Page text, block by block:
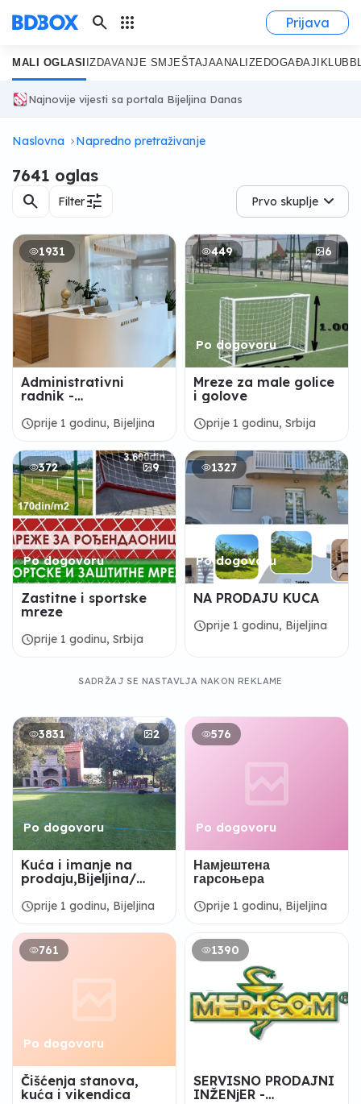
search apps Prijava
MALI OGLASI IZDAVANJE SMJEŠTAJAANALIZE DOGAĐAJI KLUB
Najnovije vijesti sa portala Bijeljina Danas
Naslovna Napredno pretraživanje
7641 oglas
search Filtertune Prvo skuplje
1931
Administrativni
radnik -
Bijeljina
scheduleprije 1 godinu, Bijeljina
449 6
Po dogovoru
Mreze za male golice
i golove
scheduleprije 1 godinu, Srbija
372 9
Po dogovoru
Zastitne i sportske
mreze
scheduleprije 1 godinu, Srbija
1327
Po dogovoru
NA PRODAJU KUCA
scheduleprije 1 godinu, Bijeljina
SADRŽAJ SE NASTAVLJA NAKON REKLAME
3831 2
Po dogovoru
Kuća i imanje na
prodaju,Bijeljina/
scheduleprije 1 godinu, Bijeljina
576
Po dogovoru
Намјештена
гарсоњера
scheduleprije 1 godinu, Bijeljina
761
Po dogovoru
Čišćenja stanova,
kuća i vikendica
1390
SERVISNO PRODAJNI
INŽENjER -